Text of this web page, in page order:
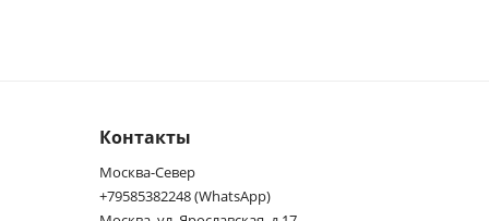
Контакты
Москва-Север
+79585382248 (WhatsApp)